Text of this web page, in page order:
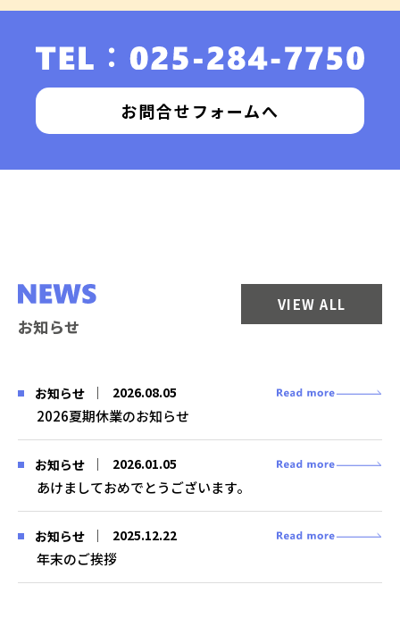
お問合せフォームへ
お知らせ
VIEW ALL
お知らせ 2026.08.05
2026夏期休業のお知らせ
お知らせ 2026.01.05
あけましておめでとうございます。
お知らせ 2025.12.22
年末のご挨拶